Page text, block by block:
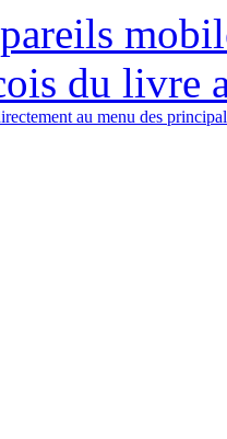
du livre
au menu des